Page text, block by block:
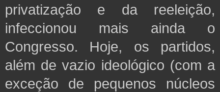
privatização e da reeleição,
infeccionou mais ainda o
Congresso. Hoje, os partidos,
além de vazio ideológico (com a
exceção de pequenos núcleos